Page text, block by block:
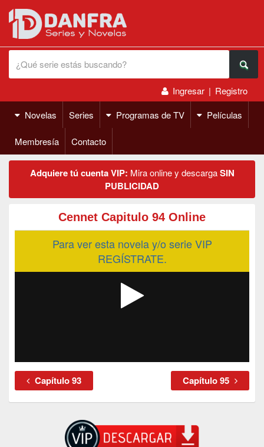
Ingresar | Registro
Novelas
Series Programas de TV Películas
Membresía Contacto
Adquiere tú cuenta VIP: Mira online y descargaSIN
PUBLICIDAD
Cennet Capitulo 94 Online
Para ver esta novela y/o serie VIP
REGÍSTRATE.
Capítulo 93 Capítulo 95